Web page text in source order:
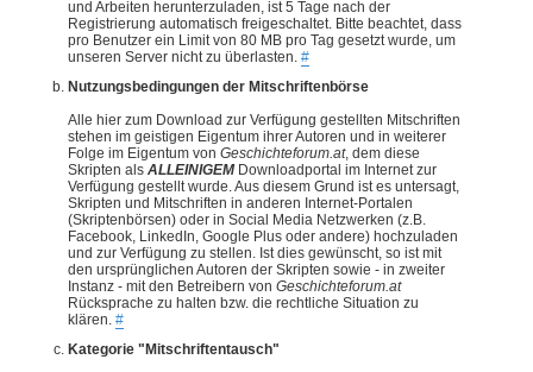
und Arbeiten herunterzuladen, ist 5 Tage nach der
Registrierung automatisch freigeschaltet. Bitte beachtet, dass
pro Benutzer ein Limit von 80 MB pro Tag gesetzt wurde, um
unseren Server nicht zu überlasten.#
Nutzungsbedingungen der Mitschriftenbörse
Alle hier zum Download zur Verfügung gestellten Mitschriften
stehen im geistigen Eigentum ihrer Autoren und in weiterer
Folge im Eigentum vonGeschichteforum.at, dem diese
Skripten alsALLEINIGEM Downloadportal im Internet zur
Verfügung gestellt wurde. Aus diesem Grund ist es untersagt,
Skripten und Mitschriften in anderen Internet-Portalen
(Skriptenbörsen) oder in Social Media Netzwerken (z.B.
Facebook, LinkedIn, Google Plus oder andere) hochzuladen
und zur Verfügung zu stellen. Ist dies gewünscht, so ist mit
den ursprünglichen Autoren der Skripten sowie - in zweiter
Instanz - mit den Betreibern vonGeschichteforum.at
Rücksprache zu halten bzw. die rechtliche Situation zu
klären.#
Kategorie "Mitschriftentausch"